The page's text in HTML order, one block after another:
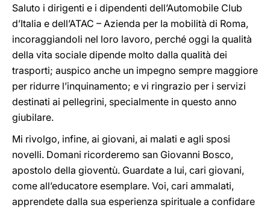
Saluto i dirigenti e i dipendenti dell’Automobile Club
d’Italia e dell’ATAC – Azienda per la mobilità di Roma,
incoraggiandoli nel loro lavoro, perché oggi la qualità
della vita sociale dipende molto dalla qualità dei
trasporti; auspico anche un impegno sempre maggiore
per ridurre l’inquinamento; e vi ringrazio per i servizi
destinati ai pellegrini, specialmente in questo anno
giubilare.
Mi rivolgo, infine, ai giovani, ai malati e agli sposi
novelli. Domani ricorderemo san Giovanni Bosco,
apostolo della gioventù. Guardate a lui, cari giovani,
come all’educatore esemplare. Voi, cari ammalati,
apprendete dalla sua esperienza spirituale a confidare